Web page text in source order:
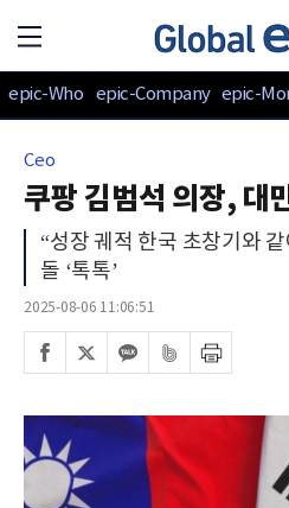
epic-Who epic-Company epic-
Ceo
쿠팡 김범석 의장, 대
“성장 궤적 한국 초창기와
돌 ‘톡톡’
2025-08-06 11:06:51